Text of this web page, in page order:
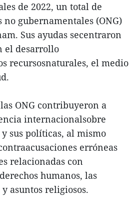
de 2022, un total de
no gubernamentales (ONG)
Sus ayudas secentraron
el desarrollo
recursosnaturales, el medio
ONG contribuyeron a
internacionalsobre
sus políticas, al mismo
erróneas
relacionadas con
humanos, las
asuntos religiosos.